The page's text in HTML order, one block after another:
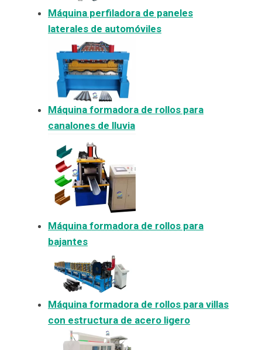
Máquina perfiladora de paneles
laterales de automóviles
Máquina formadora de rollos para
canalones de lluvia
Máquina formadora de rollos para
bajantes
Máquina formadora de rollos para villas
con estructura de acero ligero